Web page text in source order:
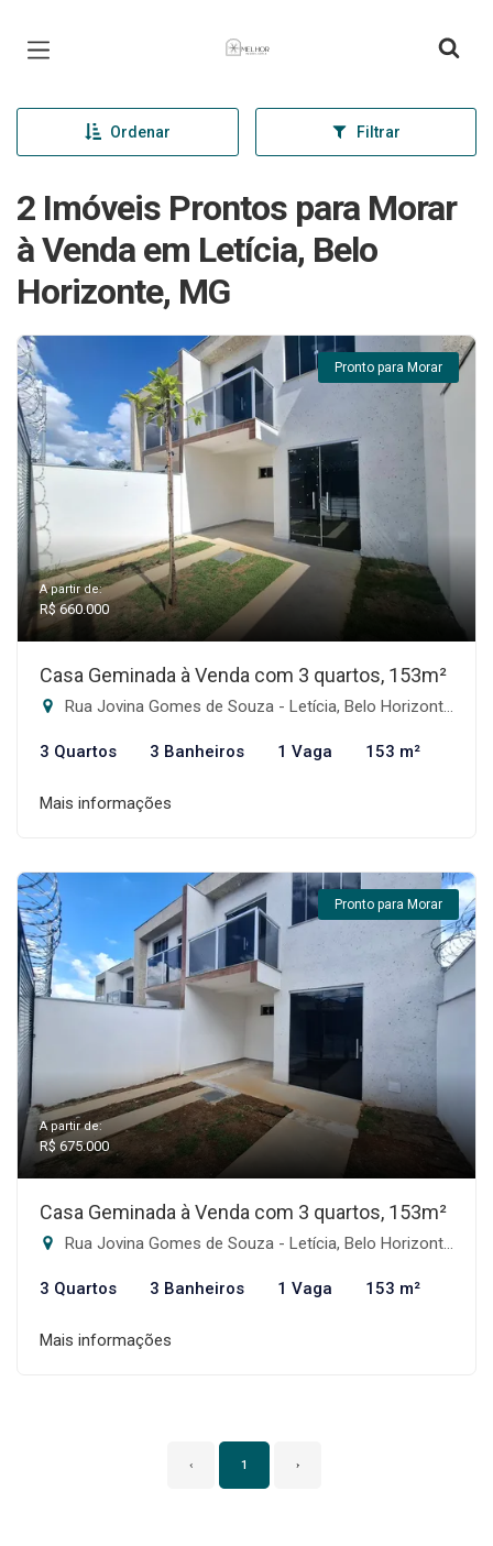
Página inicial
Ordenar Filtrar
2 Imóveis Prontos para Morar
à Venda em Letícia, Belo
Horizonte, MG
Pronto para Morar
A partir de:
R$ 660.000
Casa Geminada à Venda com 3 quartos, 153m²
Rua Jovina Gomes de Souza - Letícia, Belo Horizonte-MG
3 Quartos 3 Banheiros 1 Vaga 153 m²
Mais informações
Pronto para Morar
A partir de:
R$ 675.000
Casa Geminada à Venda com 3 quartos, 153m²
Rua Jovina Gomes de Souza - Letícia, Belo Horizonte-MG
3 Quartos 3 Banheiros 1 Vaga 153 m²
Mais informações
‹ 1 ›